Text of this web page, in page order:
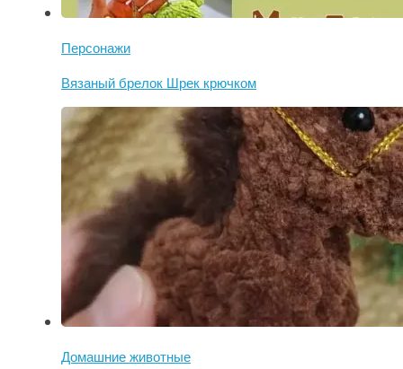
Персонажи
Вязаный брелок Шрек крючком
Домашние животные